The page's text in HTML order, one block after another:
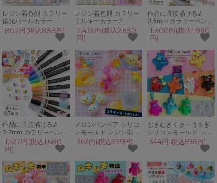
レジン着色剤 カラリー
偏光パールカラー
807円(税込888円)
レジン着色剤 カラリー
ミルキーカラー2
2,436円(税込2,680
円)
作品に直接描ける♪
0.5mm カラリーペン
ベーシックカラー 12色
セット 耐水性 高発色
極細 細字 レジン用 親
子で プレゼント UVレ
ジン GreenOceanオリ
ジナル♪
1,800円(税込1,980
円)
作品に直接描ける♪
0.7mm カラリーペン
ベーシックカラー 12色
セット 耐水性 高発色
中細 細字 レジン用 親
子で プレゼント UVレ
ジン GreenOceanオリ
ジナル♪
1,527円(税込1,680
円)
メロンパンベア シリコ
ンモールド レジン型 く
ま クマ 熊 ミニチュア
スイーツ 食品サンプル
スクイーズレジン UV
レジン LED 手芸 クラ
フト
363円(税込399円)
むきむきくま・うさぎ
シリコンモールド レジ
ン型 2種セット 筋肉 腹
筋 胸筋 ボディビル キ
クリップパーツ UVレ
ジン 手芸 クラフト
544円(税込598円)